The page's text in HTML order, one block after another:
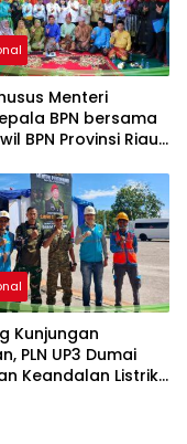
Menteri
BPN bersama
BPN Provinsi Riau
Tanah Ulayat
Kunjungan
PLN UP3 Dumai
Keandalan Listrik